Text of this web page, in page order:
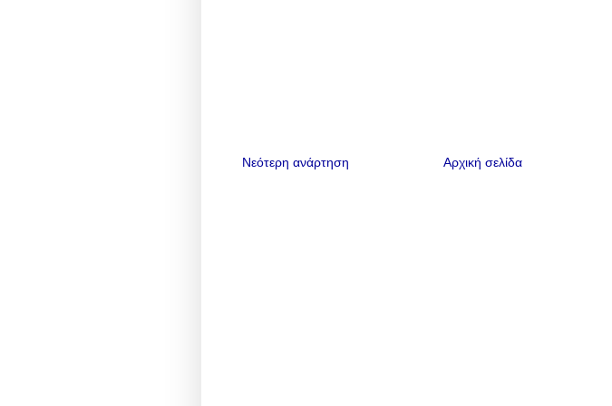
Νεότερη ανάρτηση Αρχική σελίδα